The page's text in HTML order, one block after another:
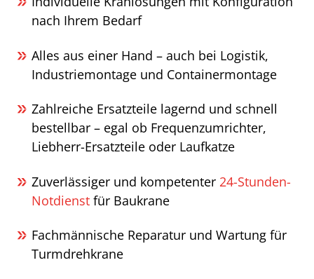
nach Ihrem Bedarf
Alles aus einer Hand – auch bei Logistik,
Industriemontage und Containermontage
Zahlreiche Ersatzteile lagernd und schnell
bestellbar – egal ob Frequenzumrichter,
Liebherr-Ersatzteile oder Laufkatze
Zuverlässiger und kompetenter 24-Stunden-
Notdienst für Baukrane
Fachmännische Reparatur und Wartung für
Turmdrehkrane